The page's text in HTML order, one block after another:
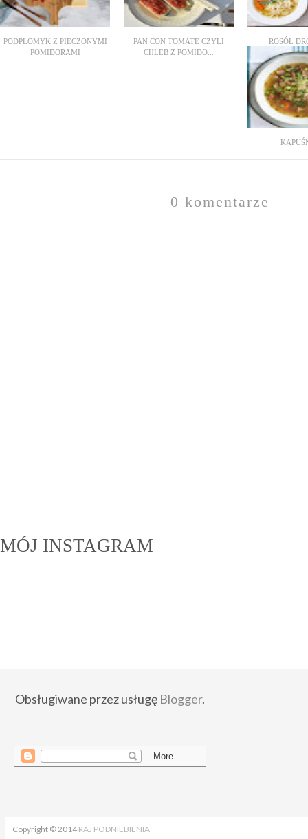
PODPŁOMYK Z PIECZONYMI
POMIDORAMI
PAN CON TOMATE CZYLI
CHLEB Z POMIDO...
ROSÓŁ
0 komentarze
MÓJ INSTAGRAM
Obsługiwane przez usługę Blogger.
Copyright © 2014 RAJ PODNIEBIENIA